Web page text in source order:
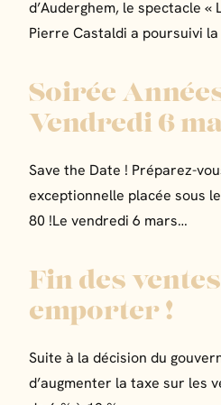
d’Auderghem, le spectacle «
Pierre Castaldi a poursuivi
Soirée Années
Vendredi 6
Save the Date ! Préparez-
exceptionnelle placée sous
80 !Le vendredi 6 mars…
Fin des
emporter !
Suite à la décision du
d’augmenter la taxe sur les